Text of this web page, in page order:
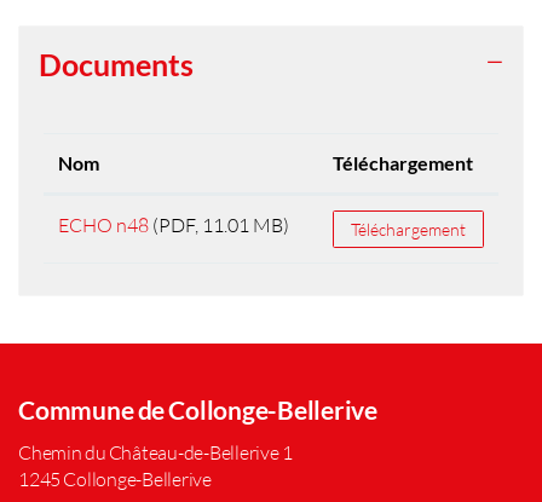
Documents
Nom Téléchargement
ECHO n48 (PDF, 11.01 MB) Téléchargement
Commune de Collonge-Bellerive
Chemin du Château-de-Bellerive 1
1245 Collonge-Bellerive